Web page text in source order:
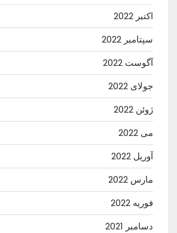
اکتبر 2022
سپتامبر 2022
آگوست 2022
جولای 2022
ژوئن 2022
می 2022
آوریل 2022
مارس 2022
فوریه 2022
دسامبر 2021